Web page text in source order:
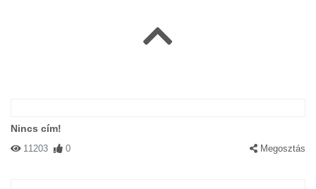
Nincs cím!
11203 0 Megosztás